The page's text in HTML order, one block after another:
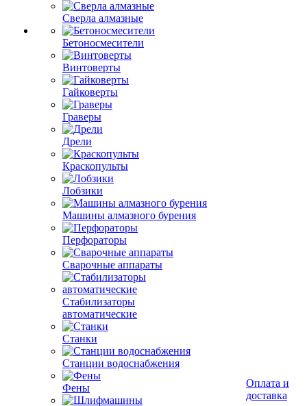
Сверла алмазные
Бетоносмесители
Винтоверты
Гайковерты
Граверы
Дрели
Краскопульты
Лобзики
Машины алмазного бурения
Перфораторы
Сварочные аппараты
Стабилизаторы
автоматические
Станки
Станции водоснабжения
Фены